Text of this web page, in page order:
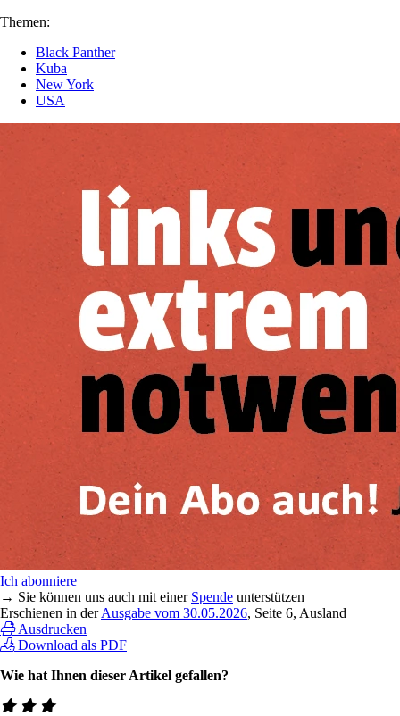
Themen:
Black Panther
Kuba
New York
USA
Ich abonniere
→ Sie können uns auch mit einer Spende unterstützen
Erschienen in derAusgabe vom 30.05.2026, Seite 6, Ausland
Ausdrucken
Download als PDF
Wie hat Ihnen dieser Artikel gefallen?